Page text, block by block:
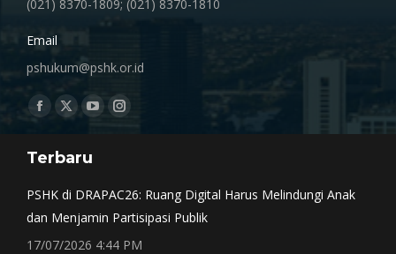
(021) 8370-1809; (021) 8370-1810
Email
pshukum@pshk.or.id
Find us on:
Facebook
opens
window
X
opens
window
YouTube
opens
Instagram
window
Terbaru
PSHK di DRAPAC26: Ruang Digital Harus Melindungi Anak
dan Menjamin Partisipasi Publik
17/07/2026 4:44 PM